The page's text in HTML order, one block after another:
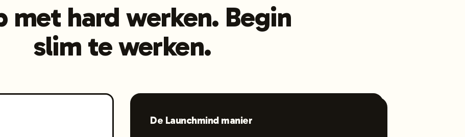
met hard werken. Begin
slim te werken.
De Launchmind manier